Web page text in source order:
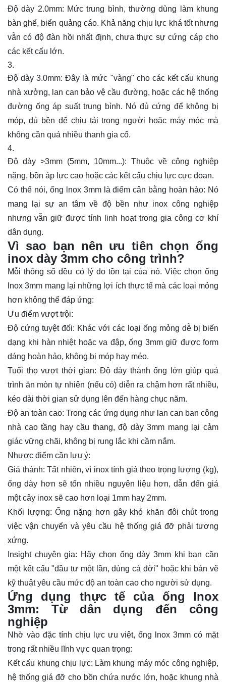
Độ dày 2.0mm: Mức trung bình, thường dùng làm khung
bàn ghế, biển quảng cáo. Khả năng chịu lực khá tốt nhưng
vẫn có độ đàn hồi nhất định, chưa thực sự cứng cáp cho
các kết cấu lớn.
Độ dày 3.0mm: Đây là mức "vàng" cho các kết cấu khung
nhà xưởng, lan can bảo vệ cầu đường, hoặc các hệ thống
đường ống áp suất trung bình. Nó đủ cứng để không bị
móp, đủ bền để chịu tải trọng người hoặc máy móc mà
không cần quá nhiều thanh gia cố.
Độ dày >3mm (5mm, 10mm...): Thuộc về công nghiệp
nặng, bồn áp lực cao hoặc các kết cấu chịu lực cực đoan.
Có thể nói, ống lnox 3mmlà điểm cân bằng hoàn hảo: Nó
mang lại sự an tâm về độ bền như inox công nghiệp
nhưng vẫn giữ được tính linh hoạt trong gia công cơ khí
dân dụng.
Vì sao bạn nên ưu tiên chọn ống
inox dày 3mm cho công trình?
Mỗi thông số đều có lý do tồn tại của nó. Việc chọn ống
lnox 3mm mang lại những lợi ích thực tế mà các loại mỏng
hơn không thể đáp ứng:
Ưu điểm vượt trội:
Độ cứng tuyệt đối: Khác với các loại ống mỏng dễ bị biến
dạng khi hàn nhiệt hoặc va đập, ống 3mm giữ được form
dáng hoàn hảo, không bị móp hay méo.
Tuổi thọ vượt thời gian: Độ dày thành ống lớn giúp quá
trình ăn mòn tự nhiên (nếu có) diễn ra chậm hơn rất nhiều,
kéo dài thời gian sử dụng lên đến hàng chục năm.
Độ an toàn cao: Trong các ứng dụng như lan can ban công
nhà cao tầng hay cầu thang, độ dày 3mm mang lại cảm
giác vững chãi, không bị rung lắc khi cầm nắm.
Nhược điểm cần lưu ý:
Giá thành: Tất nhiên, vì inox tính giá theo trọng lượng (kg),
ống dày hơn sẽ tốn nhiều nguyên liệu hơn, dẫn đến giá
một cây inox sẽ cao hơn loại 1mm hay 2mm.
Khối lượng: Ống nặng hơn gây khó khăn đôi chút trong
việc vận chuyển và yêu cầu hệ thống giá đỡ phải tương
xứng.
Insight chuyên gia: Hãy chọn ống dày 3mm khi bạn cần
một kết cấu "đầu tư một lần, dùng cả đời" hoặc khi bản vẽ
kỹ thuật yêu cầu mức độ an toàn cao cho người sử dụng.
Ứng dụng thực tế của ống lnox
3mm: Từ dân dụng đến công
nghiệp
Nhờ vào đặc tính chịu lực ưu việt,ống lnox 3mm có mặt
trong rất nhiều lĩnh vực quan trọng:
Kết cấu khung chịu lực: Làm khung máy móc công nghiệp,
hệ thống giá đỡ cho bồn chứa nước lớn, hoặc khung nhà